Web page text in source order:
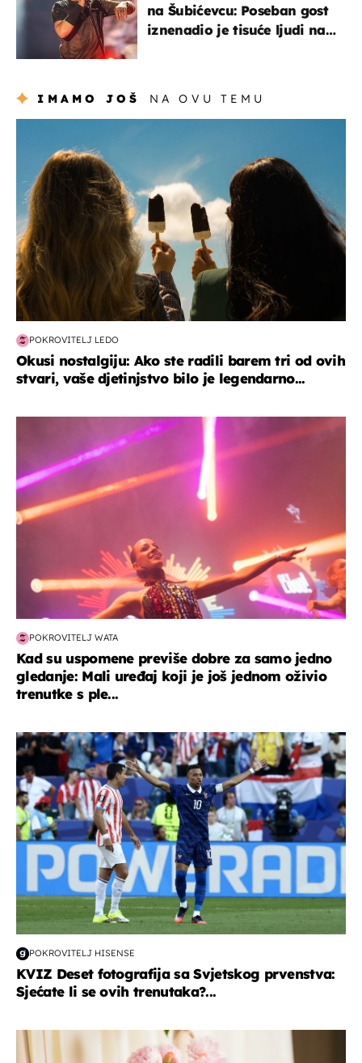
na Šubićevcu: Poseban gost
iznenadio je tisuće ljudi na
IMAMO JOŠ NA OVU TEMU
POKROVITELJ LEDO
Okusi nostalgiju: Ako ste radili barem tri od ovih
stvari, vaše djetinjstvo bilo je legendarno...
POKROVITELJ WATA
Kad su uspomene previše dobre za samo jedno
gledanje: Mali uređaj koji je još jednom oživio
trenutke s ple...
svjetsko prvenstvo 2026
POKROVITELJ HISENSE
KVIZ Deset fotografija sa Svjetskog prvenstva:
Sjećate li se ovih trenutaka?...
moda & ljepota